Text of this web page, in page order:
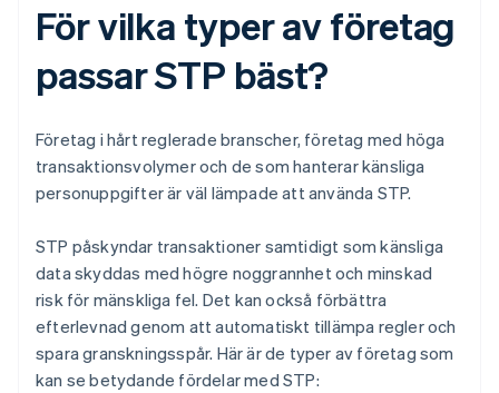
För vilka typer av företag
passar STP bäst?
Företag i hårt reglerade branscher, företag med höga
transaktionsvolymer och de som hanterar känsliga
personuppgifter är väl lämpade att använda STP.
STP påskyndar transaktioner samtidigt som känsliga
data skyddas med högre noggrannhet och minskad
risk för mänskliga fel. Det kan också förbättra
efterlevnad genom att automatiskt tillämpa regler och
spara granskningsspår. Här är de typer av företag som
kan se betydande fördelar med STP: